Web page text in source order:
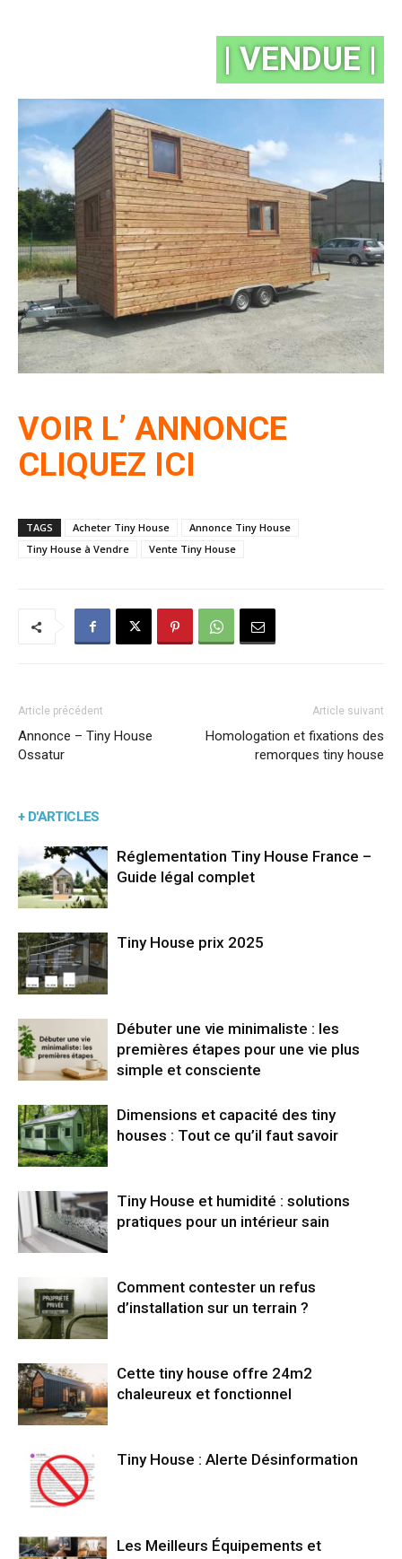
| VENDUE |
VOIR L’ ANNONCE
CLIQUEZ ICI
TAGS Acheter Tiny House
Annonce Tiny House
Tiny House à Vendre
Vente Tiny House
Article précédent
Annonce – Tiny House
Ossatur
Article suivant
Homologation et fixations des
remorques tiny house
+ D'ARTICLES
Réglementation Tiny House France –
Guide légal complet
Tiny House prix 2025
Débuter une vie minimaliste : les
premières étapes pour une vie plus
simple et consciente
Dimensions et capacité des tiny
houses : Tout ce qu’il faut savoir
Tiny House et humidité : solutions
pratiques pour un intérieur sain
Comment contester un refus
d’installation sur un terrain ?
Cette tiny house offre 24m2
chaleureux et fonctionnel
Tiny House : Alerte Désinformation
Les Meilleurs Équipements et